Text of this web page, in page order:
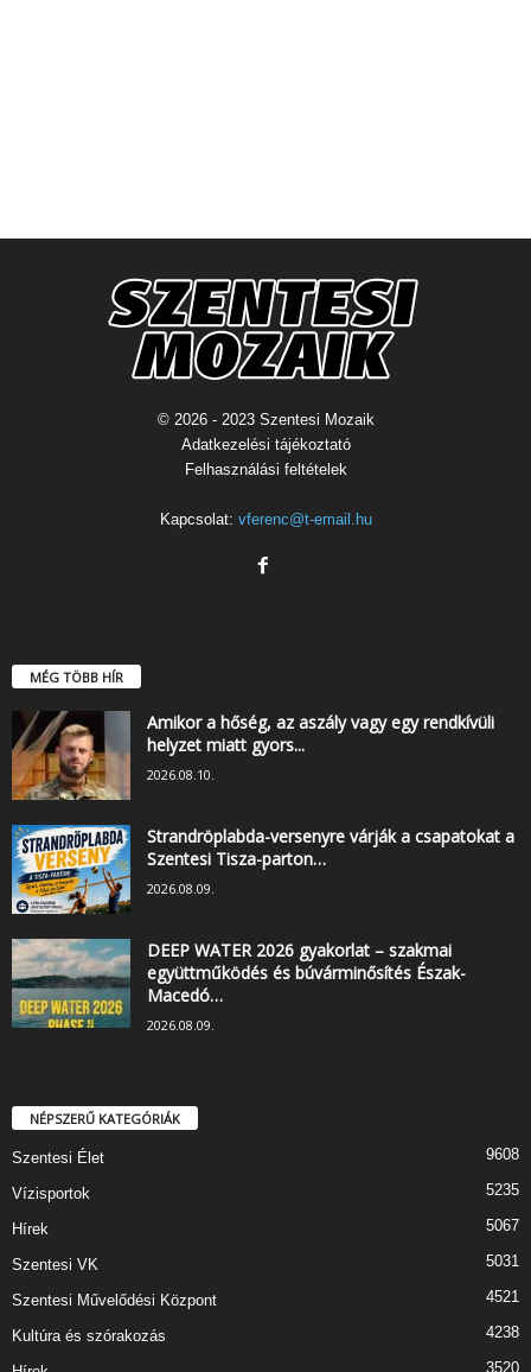
© 2026 - 2023 Szentesi Mozaik
Adatkezelési tájékoztató
Felhasználási feltételek
Kapcsolat: vferenc@t-email.hu
MÉG TÖBB HÍR
Amikor a hőség, az aszály vagy egy rendkívüli
helyzet miatt gyors...
2026.08.10.
Strandröplabda-versenyre várják a csapatokat a
Szentesi Tisza-parton…
2026.08.09.
DEEP WATER 2026 gyakorlat – szakmai
együttműködés és búvárminősítés Észak-
Macedó…
2026.08.09.
NÉPSZERŰ KATEGÓRIÁK
Szentesi Élet 9608
Vízisportok 5235
Hírek 5067
Szentesi VK 5031
Szentesi Művelődési Központ 4521
Kultúra és szórakozás 4238
3520